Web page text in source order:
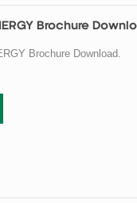
Brochure
Brochure Download.